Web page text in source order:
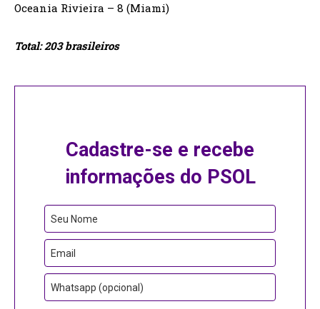
Oceania Rivieira – 8 (Miami)
Total: 203 brasileiros
Cadastre-se e recebe
informações do PSOL
Seu Nome
Email
Whatsapp (opcional)